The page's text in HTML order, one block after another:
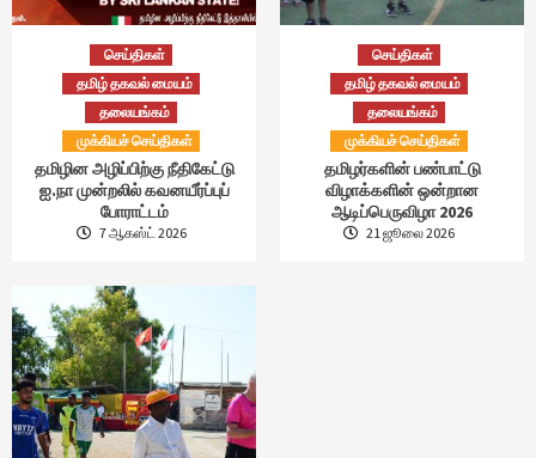
செய்திகள்
தமிழ் தகவல் மையம்
தலையங்கம்
முக்கியச் செய்திகள்
தமிழின அழிப்பிற்கு நீதிகேட்டு
ஐ.நா முன்றலில் கவனயீர்ப்புப்
போராட்டம்
7 ஆகஸ்ட் 2026
செய்திகள்
தமிழ் தகவல் மையம்
தலையங்கம்
முக்கியச் செய்திகள்
தமிழர்களின் பண்பாட்டு
விழாக்களின் ஒன்றான
ஆடிப்பெருவிழா 2026
21 ஜூலை 2026